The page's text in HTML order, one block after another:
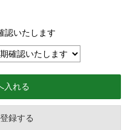
認いたします
録する